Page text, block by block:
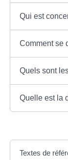
Qui est
Comment se
Quels sont
Quelle est la
Textes de